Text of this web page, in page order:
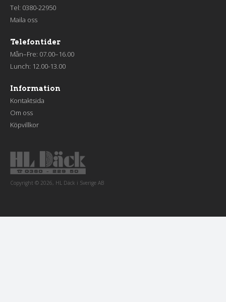
Tel: 0380-22950
Maila oss
Telefontider
Mån–Fre: 07.00–16.00
Lunch: 12.00-13.00
Information
Kontaktsida
Om oss
Köpvillkor
Copyright © 2026, HL Däck i Sverige AB